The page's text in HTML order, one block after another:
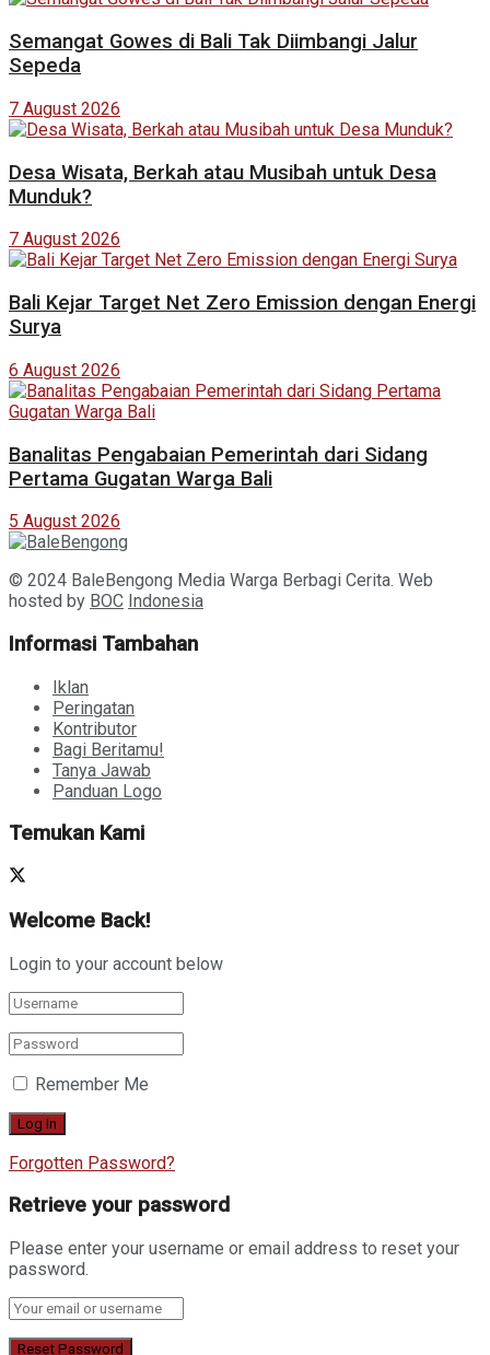
Semangat Gowes di Bali Tak Diimbangi Jalur
Sepeda
7 August 2026
Desa Wisata, Berkah atau Musibah untuk Desa
Munduk?
7 August 2026
Bali Kejar Target Net Zero Emission dengan Energi
Surya
6 August 2026
Banalitas Pengabaian Pemerintah dari Sidang
Pertama Gugatan Warga Bali
5 August 2026
© 2024 BaleBengong Media Warga Berbagi Cerita. Web
hosted by BOC Indonesia
Informasi Tambahan
Iklan
Peringatan
Kontributor
Bagi Beritamu!
Tanya Jawab
Panduan Logo
Temukan Kami
Welcome Back!
Login to your account below
Remember Me
Forgotten Password?
Retrieve your password
Please enter your username or email address to reset your
password.